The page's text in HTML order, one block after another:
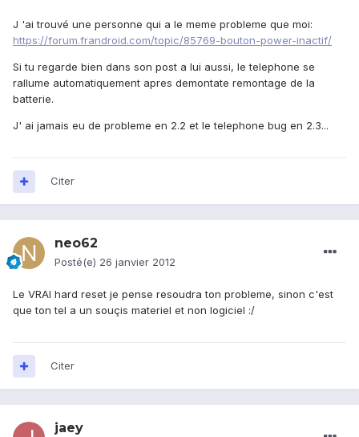
J 'ai trouvé une personne qui a le meme probleme que moi:
https://forum.frandroid.com/topic/85769-bouton-power-inactif/
Si tu regarde bien dans son post a lui aussi, le telephone se
rallume automatiquement apres demontate remontage de la
batterie.
J' ai jamais eu de probleme en 2.2 et le telephone bug en 2.3...
Citer
neo62
Posté(e) 26 janvier 2012
Le VRAI hard reset je pense resoudra ton probleme, sinon c'est
que ton tel a un souçis materiel et non logiciel :/
Citer
jaey